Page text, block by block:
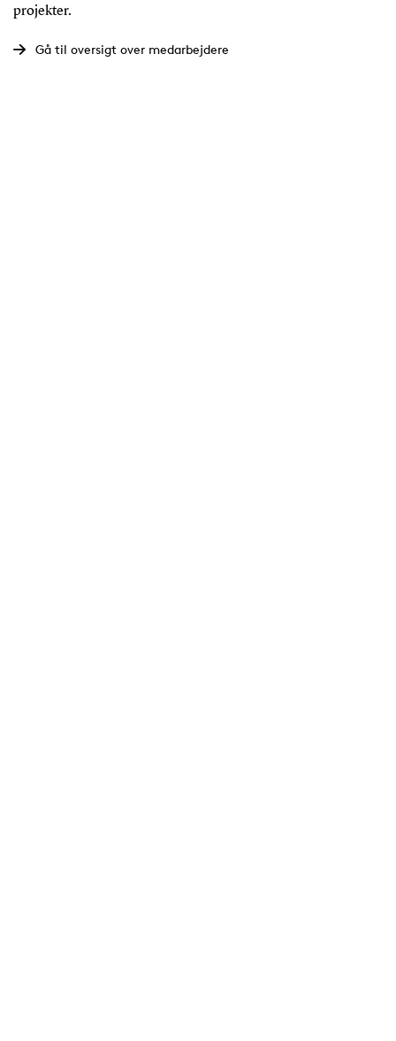
projekter.
Gå til oversigt over medarbejdere